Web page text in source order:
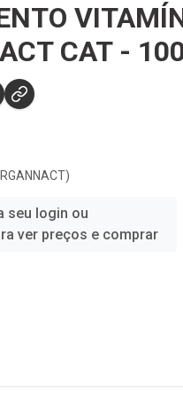
CAT -
seu login ou
ver preços e comprar